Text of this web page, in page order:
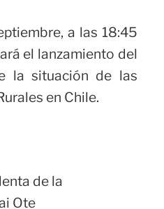
a las 18:45
el lanzamiento del
la situación de las
en Chile.
de la
Ote